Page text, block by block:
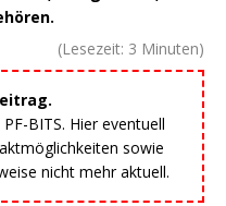
(Lesezeit: 3 Minuten)
BITS. Hier eventuell
sowie
nicht mehr aktuell.